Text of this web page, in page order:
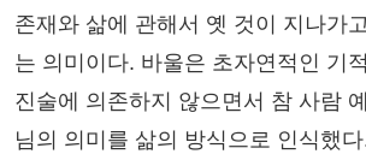
존재와 삶에 관해서 옛 것이 지나가
는 의미이다. 바울은 초자연적인 기
진술에 의존하지 않으면서 참 사람
님의 의미를 삶의 방식으로 인식했